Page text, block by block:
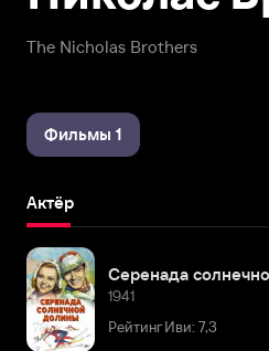
The Nicholas Brothers
Фильмы 1
Актёр
Серенада
1941
Рейтинг Иви: 7,3